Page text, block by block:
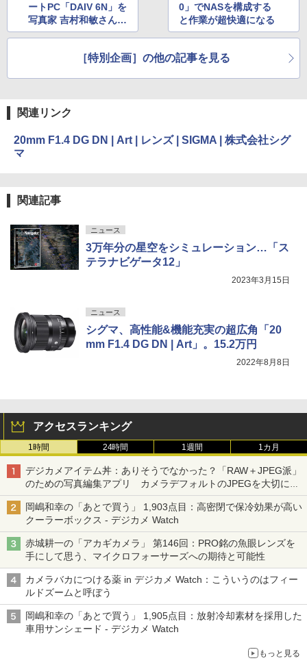
ートPC「DAIV 6N」を
写真家 吉村和敏さんは
どう評価したのか？
0」でNASを構成する
と作業が超快適になる
［特別企画］の他の記事を見る
関連リンク
20mm F1.4 DG DN | Art | レンズ | SIGMA | 株式会社シグ
マ
関連記事
ニュース
3万年分の星空をシミュレーション…「ス
テラナビゲータ12」
2023年3月15日
ニュース
シグマ、高性能&機能充実の超広角「20
mm F1.4 DG DN | Art」。15.2万円
2022年8月8日
アクセスランキング
1時間 24時間 1週間 1カ月
デジカメアイテム丼：ありそうでなかった？「RAW＋JPEG派」
のための写真編集アプリ カメラデフォルトのJPEGを大切にす
る「Filmator」
岡嶋和幸の「あとで買う」 1,903点目：高密閉で保冷効果が高い
クーラーボックス - デジカメ Watch
赤城耕一の「アカギカメラ」 第146回：PRO銘の魚眼レンズを
手にして思う、マイクロフォーサーズへの期待と可能性
カメラバカにつける薬 in デジカメ Watch：こういうのはフィー
ルドズームと呼ぼう
岡嶋和幸の「あとで買う」 1,905点目：放射冷却素材を採用した
車用サンシェード - デジカメ Watch
もっと見る